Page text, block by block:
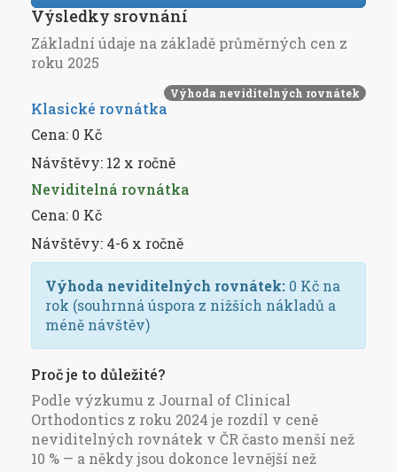
Výsledky srovnání
Základní údaje na základě průměrných cen z
roku 2025
Výhoda neviditelných rovnátek
Klasické rovnátka
Cena: 0 Kč
Návštěvy: 12 x ročně
Neviditelná rovnátka
Cena: 0 Kč
Návštěvy: 4-6 x ročně
Výhoda neviditelných rovnátek: 0 Kč na
rok (souhrnná úspora z nižších nákladů a
méně návštěv)
Proč je to důležité?
Podle výzkumu z Journal of Clinical
Orthodontics z roku 2024 je rozdíl v ceně
neviditelných rovnátek v ČR často menší než
10 % — a někdy jsou dokonce levnější než